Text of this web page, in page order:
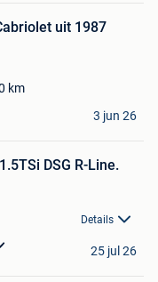
uit 1987
km
3 jun 26
DSG R-Line.
Details
25 jul 26